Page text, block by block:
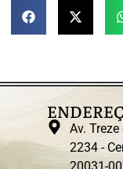
Av.
2234 -